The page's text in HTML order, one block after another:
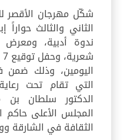
شكّل مهرجان الأقصر
الثاني والثالث حواراً
ندوة أدبية، ومعرض
اليومين، وذلك ضمن
التي تقام تحت
الدكتور سلطان
المجلس الأعلى حاكم
الثقافة في الشارقة